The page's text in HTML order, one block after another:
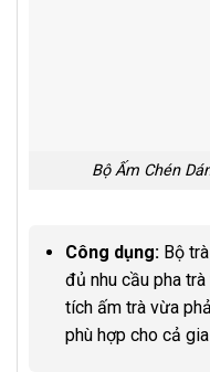
Bộ Ấm Chén
Công dụng:Bộ trà
đủ nhu cầu pha
tích ấm trà vừa
phù hợp cho cả